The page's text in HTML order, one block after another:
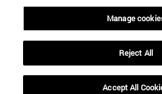
Manage
Reject All
Accept All